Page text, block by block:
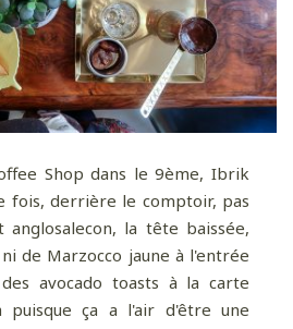
Shop dans le 9ème, Ibrik
fois, derrière le comptoir, pas
anglosalecon, la tête baissée,
de Marzocco jaune à l'entrée
avocado toasts à la carte
ça a l'air d'être une